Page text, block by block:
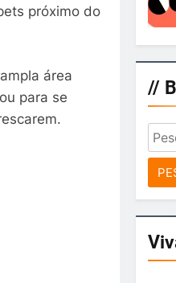
próximo do
área
para se
//
por: